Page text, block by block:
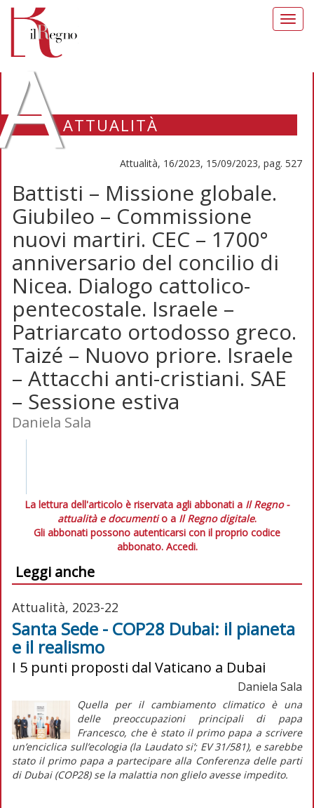
ATTUALITÀ
Attualità, 16/2023, 15/09/2023, pag. 527
Battisti – Missione globale.
Giubileo – Commissione
nuovi martiri. CEC – 1700°
anniversario del concilio di
Nicea. Dialogo cattolico-
pentecostale. Israele –
Patriarcato ortodosso greco.
Taizé – Nuovo priore. Israele
– Attacchi anti-cristiani. SAE
– Sessione estiva
Daniela Sala
La lettura dell'articolo è riservata agli abbonati a Il Regno -
attualità e documentio a Il Regno digitale.
Gli abbonati possono autenticarsi con il proprio codice
abbonato. Accedi.
Leggi anche
Attualità, 2023-22
Santa Sede - COP28 Dubai: il pianeta
e il realismo
I 5 punti proposti dal Vaticano a Dubai
Daniela Sala
Quella per il cambiamento climatico è una
delle preoccupazioni principali di papa
Francesco, che è stato il primo papa a scrivere
un’enciclica sull’ecologia (la Laudato si’; EV31/581), e sarebbe
stato il primo papa a partecipare alla Conferenza delle parti
di Dubai (COP28) se la malattia non glielo avesse impedito.